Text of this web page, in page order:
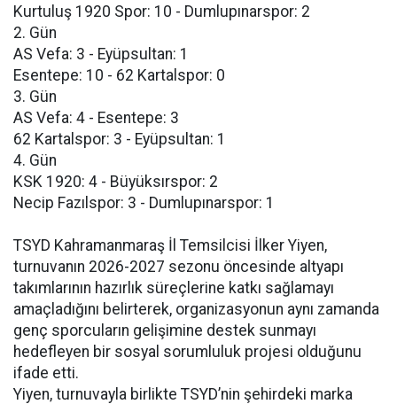
Kurtuluş 1920 Spor: 10 - Dumlupınarspor: 2
2. Gün
AS Vefa: 3 - Eyüpsultan: 1
Esentepe: 10 - 62 Kartalspor: 0
3. Gün
AS Vefa: 4 - Esentepe: 3
62 Kartalspor: 3 - Eyüpsultan: 1
4. Gün
KSK 1920: 4 - Büyüksırspor: 2
Necip Fazılspor: 3 - Dumlupınarspor: 1
TSYD Kahramanmaraş İl Temsilcisi İlker Yiyen,
turnuvanın 2026-2027 sezonu öncesinde altyapı
takımlarının hazırlık süreçlerine katkı sağlamayı
amaçladığını belirterek, organizasyonun aynı zamanda
genç sporcuların gelişimine destek sunmayı
hedefleyen bir sosyal sorumluluk projesi olduğunu
ifade etti.
Yiyen, turnuvayla birlikte TSYD’nin şehirdeki marka